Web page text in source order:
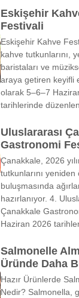
Eskişehir
Festivali
Eskişehir Kahve
kahve tutkunlarını,
baristaları ve
araya getiren keyifli
olarak 5–6–7
tarihlerinde
Uluslararası
Gastronomi
Çanakkale, 2026
tutkunlarını
buluşmasında
hazırlanıyor. 4.
Çanakkale
Haziran 2026
Salmonelle
Üründe Daha
Hazır Ürünlerde
Nedir? Salmonella,